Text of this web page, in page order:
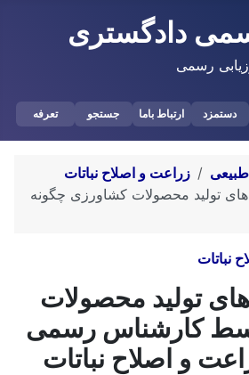
دادگستری
رسمی
دستمزد ارتباط باما جستجو تعرفه
زراعت و اصلاح نباتات
تولید محصولات کشاورزی چگونه
نباتات
های تولید محصولات
کارشناس رسمی
و اصلاح نباتات